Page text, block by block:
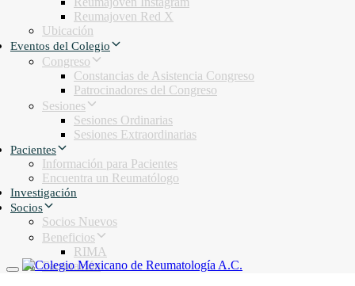
Reumajoven Red X
Ubicación
Eventos del Colegio
Congreso
Constancias de Asistencia Congreso
Patrocinadores del Congreso
Sesiones
Sesiones Ordinarias
Sesiones Extraordinarias
Pacientes
Información para Pacientes
Encuentra un Reumatólogo
Investigación
Socios
Socios Nuevos
Beneficios
RIMA
Facturación
Toggle navigation